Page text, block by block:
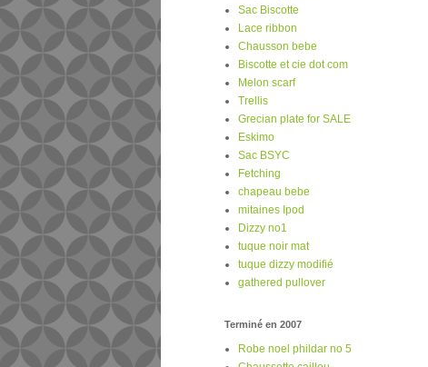
Sac Biscotte
Lace ribbon
Chausson bebe
Biscotte et cie dot com
Melon scarf
Trellis
Grecian plate for SALE
Eskimo
Sac BSYC
Fetching
chapeau bebe
mitaines Ipod
Dizzy no1
tuque noir mat
tuque dizzy modifié
gathered pullover
Terminé en 2007
Robe noel phildar no 5